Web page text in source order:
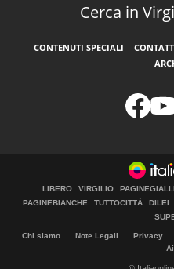
Cerca in
CONTENUTI SPECIALI
LIBERO VIRGILIO
PAGINEBIANCHE
TUTTOCITTÀ DILEI
Chi siamo Note Legali Privacy